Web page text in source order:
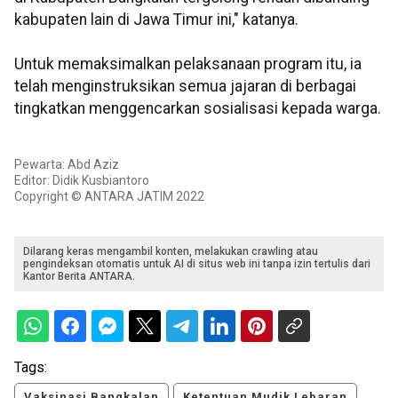
kabupaten lain di Jawa Timur ini," katanya.
Untuk memaksimalkan pelaksanaan program itu, ia
telah menginstruksikan semua jajaran di berbagai
tingkatkan menggencarkan sosialisasi kepada warga.
Pewarta: Abd Aziz
Editor: Didik Kusbiantoro
Copyright © ANTARA JATIM 2022
Dilarang keras mengambil konten, melakukan crawling atau
pengindeksan otomatis untuk AI di situs web ini tanpa izin tertulis dari
Kantor Berita ANTARA.
Tags: